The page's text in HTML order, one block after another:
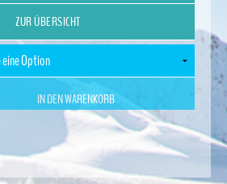
ZUR ÜBERSICHT
IN DEN WARENKORB